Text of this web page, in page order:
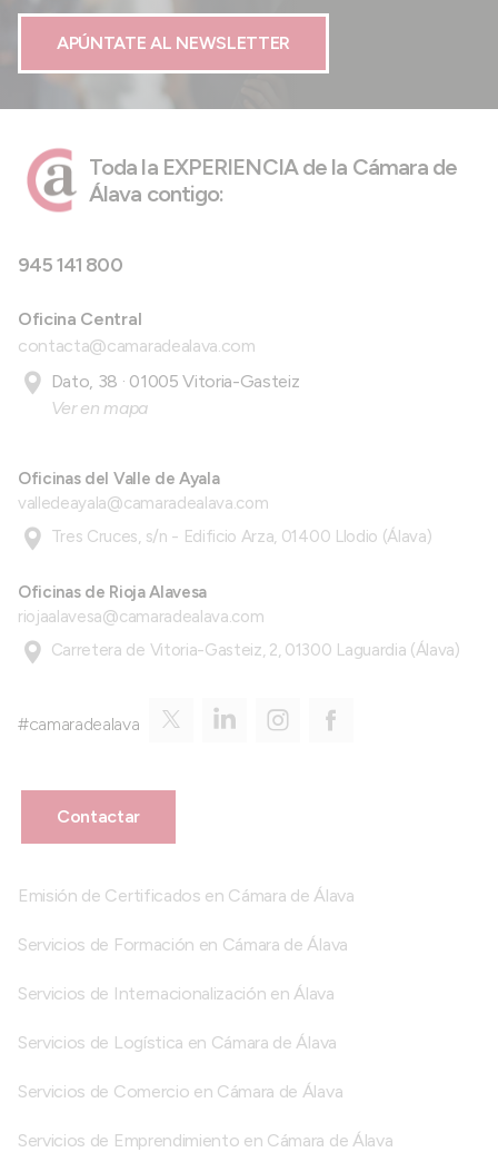
APÚNTATE AL NEWSLETTER
Toda la EXPERIENCIA de la Cámara de
Álava contigo:
945 141 800
Oficina Central
contacta@camaradealava.com
Dato, 38 · 01005 Vitoria-Gasteiz
Ver en mapa
Oficinas del Valle de Ayala
valledeayala@camaradealava.com
Tres Cruces, s/n - Edificio Arza, 01400 Llodio (Álava)
Oficinas de Rioja Alavesa
riojaalavesa@camaradealava.com
Carretera de Vitoria-Gasteiz, 2, 01300 Laguardia (Álava)
#camaradealava
Contactar
Emisión de Certificados en Cámara de Álava
Servicios de Formación en Cámara de Álava
Servicios de Internacionalización en Álava
Servicios de Logística en Cámara de Álava
Servicios de Comercio en Cámara de Álava
Servicios de Emprendimiento en Cámara de Álava